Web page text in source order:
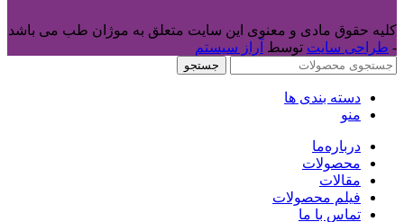
کلیه حقوق مادی و معنوی این سایت متعلق به موژان طب می باشد
- طراحی سایت توسط آراز سیستم
جستجو
دسته بندی ها
منو
درباره‌ما
محصولات
مقالات
فیلم محصولات
تماس با ما